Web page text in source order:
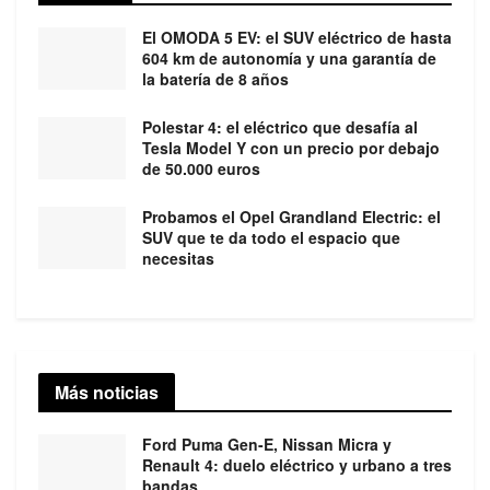
El OMODA 5 EV: el SUV eléctrico de hasta
604 km de autonomía y una garantía de
la batería de 8 años
Polestar 4: el eléctrico que desafía al
Tesla Model Y con un precio por debajo
de 50.000 euros
Probamos el Opel Grandland Electric: el
SUV que te da todo el espacio que
necesitas
Más noticias
Ford Puma Gen-E, Nissan Micra y
Renault 4: duelo eléctrico y urbano a tres
bandas